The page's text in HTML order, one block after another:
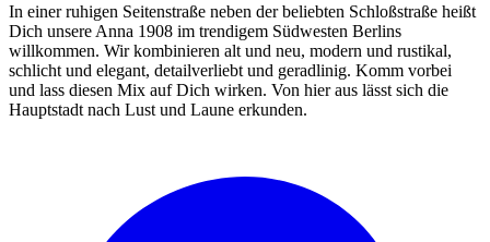
In einer ruhigen Seitenstraße neben der beliebten Schloßstraße heißt
Dich unsere Anna 1908 im trendigem Südwesten Berlins
willkommen. Wir kombinieren alt und neu, modern und rustikal,
schlicht und elegant, detailverliebt und geradlinig. Komm vorbei
und lass diesen Mix auf Dich wirken. Von hier aus lässt sich die
Hauptstadt nach Lust und Laune erkunden.